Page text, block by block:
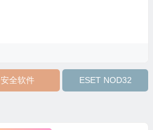
安全软件 ESET NOD32